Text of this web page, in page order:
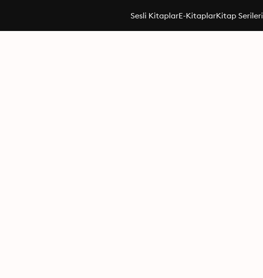
Sesli KitaplarE-KitaplarKitap Serileri